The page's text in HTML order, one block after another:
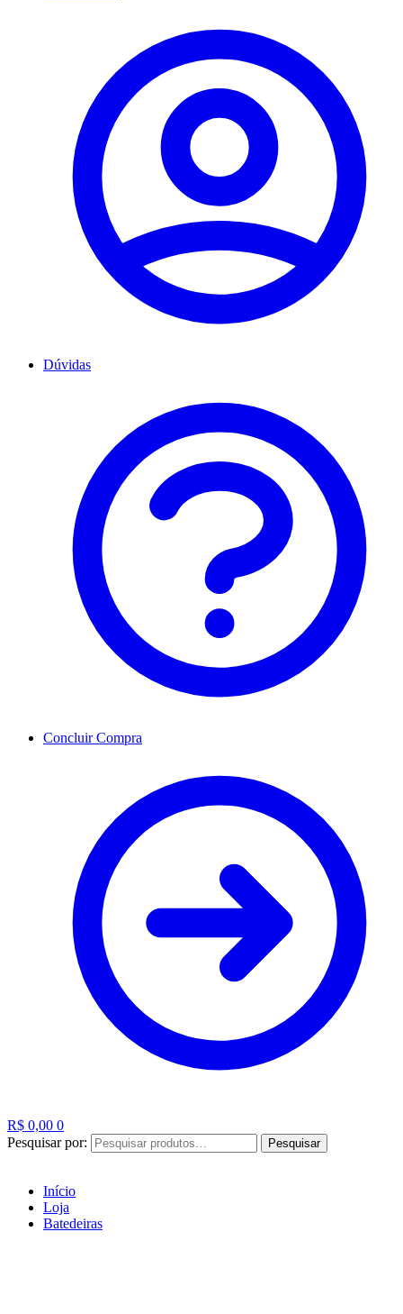
Dúvidas
Concluir Compra
R$ 0,00 0
Pesquisar por:
Pesquisar
Início
Loja
Batedeiras